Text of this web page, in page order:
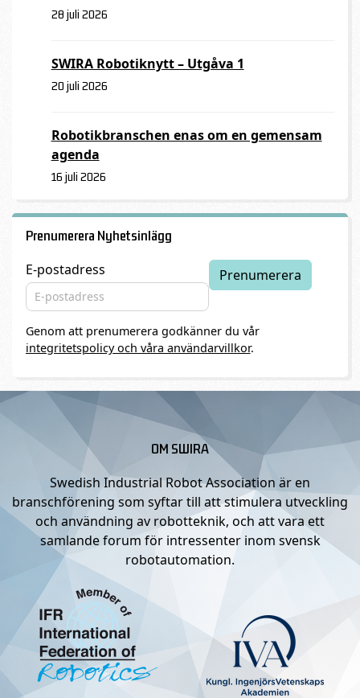
28 juli 2026
SWIRA Robotiknytt – Utgåva 1
20 juli 2026
Robotikbranschen enas om en gemensam
agenda
16 juli 2026
Prenumerera Nyhetsinlägg
E-postadress
Genom att prenumerera godkänner du vår
integritetspolicy och våra användarvillkor.
OM SWIRA
Swedish Industrial Robot Association är en
branschförening som syftar till att stimulera utveckling
och användning av robotteknik, och att vara ett
samlande forum för intressenter inom svensk
robotautomation.